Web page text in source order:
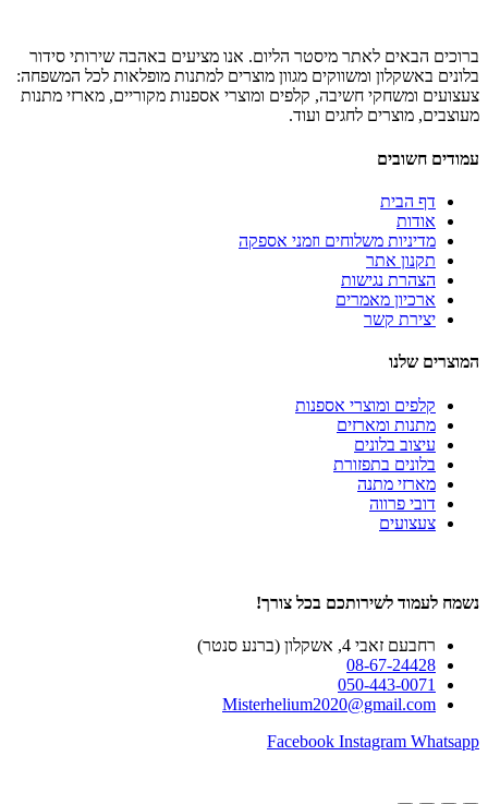
ברוכים הבאים לאתר מיסטר הליום. אנו מציעים באהבה שירותי סידור
בלונים באשקלון ומשווקים מגוון מוצרים למתנות מופלאות לכל המשפחה:
צעצועים ומשחקי חשיבה, קלפים ומוצרי אספנות מקוריים, מארזי מתנות
מעוצבים, מוצרים לחגים ועוד.
עמודים חשובים
דף הבית
אודות
מדיניות משלוחים וזמני אספקה
תקנון אתר
הצהרת נגישות
ארכיון מאמרים
יצירת קשר
המוצרים שלנו
קלפים ומוצרי אספנות
מתנות ומארזים
עיצוב בלונים
בלונים בתפזורת
מארזי מתנה
דובי פרווה
צעצועים
נשמח לעמוד לשירותכם בכל צורך!
רחבעם זאבי 4, אשקלון (ברנע סנטר)
08-67-24428
050-443-0071
Misterhelium2020@gmail.com
Facebook Instagram Whatsapp